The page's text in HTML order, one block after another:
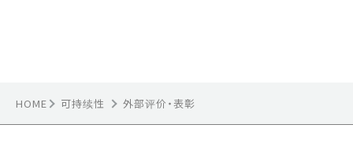
HOME 可持续性 外部评价・表彰